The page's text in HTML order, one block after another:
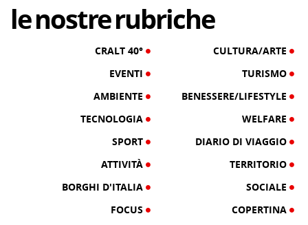
lenostrerubriche
CRALT 40°
CULTURA/ARTE
EVENTI
TURISMO
AMBIENTE
BENESSERE/LIFESTYLE
TECNOLOGIA
WELFARE
SPORT
DIARIO DI VIAGGIO
ATTIVITÀ
TERRITORIO
BORGHI D'ITALIA
SOCIALE
FOCUS
COPERTINA